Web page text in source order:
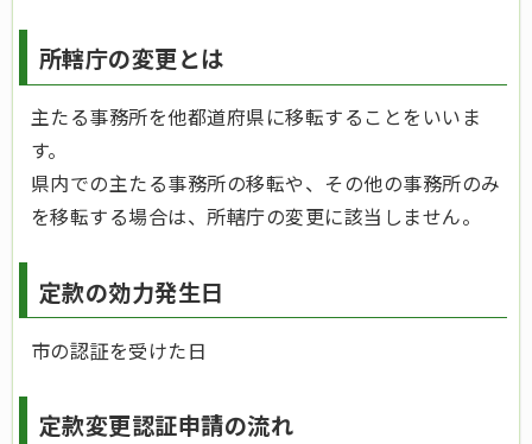
所轄庁の変更とは
主たる事務所を他都道府県に移転することをいいま
す。
県内での主たる事務所の移転や、その他の事務所のみ
を移転する場合は、所轄庁の変更に該当しません。
定款の効力発生日
市の認証を受けた日
定款変更認証申請の流れ